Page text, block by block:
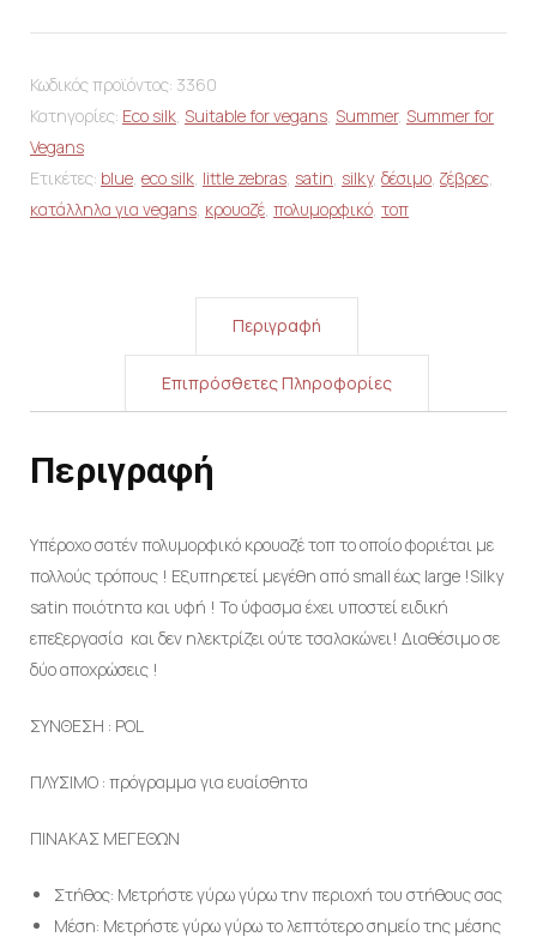
Κωδικός προϊόντος: 3360
Κατηγορίες: Eco silk Suitable for vegans Summer, Summer for
Vegans
Ετικέτες: blue eco silk little zebras satin silky, δέσιμο ζέβρες
κατάλληλα για vegans κρουαζέ πολυμορφικό τοπ
Περιγραφή
Επιπρόσθετες Πληροφορίες
Περιγραφή
Υπέροχο σατέν πολυμορφικό κρουαζέ τοπ το οποίο φοριέται με
πολλούς τρόπους ! Εξυπηρετεί μεγέθη από small έως large !Silky
satin ποιότητα και υφή ! Το ύφασμα έχει υποστεί ειδική
επεξεργασία και δεν ηλεκτρίζει ούτε τσαλακώνει! Διαθέσιμο σε
δύο αποχρώσεις !
ΣΥΝΘΕΣΗ : POL
ΠΛΥΣΙΜΟ : πρόγραμμα για ευαίσθητα
ΠΙΝΑΚΑΣ ΜΕΓΕΘΩΝ
Στήθος: Μετρήστε γύρω γύρω την περιοχή του στήθους σας
Μέση: Μετρήστε γύρω γύρω το λεπτότερο σημείο της μέσης